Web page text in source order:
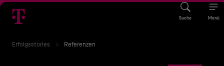
Suche Menü
Erfolgsstories Referenzen